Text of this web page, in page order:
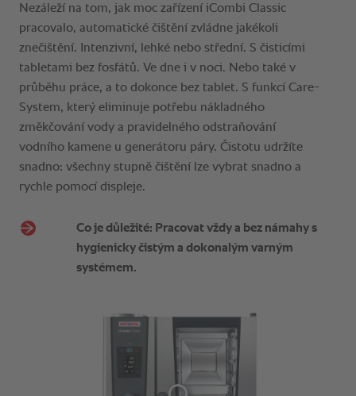
Nezáleží na tom, jak moc zařízení iCombi Classic
pracovalo, automatické čištění zvládne jakékoli
znečištění. Intenzivní, lehké nebo střední. S čisticími
tabletami bez fosfátů. Ve dne i v noci. Nebo také v
průběhu práce, a to dokonce bez tablet. S funkcí Care-
System, který eliminuje potřebu nákladného
změkčování vody a pravidelného odstraňování
vodního kamene u generátoru páry. Čistotu udržíte
snadno: všechny stupně čištění lze vybrat snadno a
rychle pomocí displeje.
Co je důležité: Pracovat vždy a bez námahy s
hygienicky čistým a dokonalým varným
systémem.